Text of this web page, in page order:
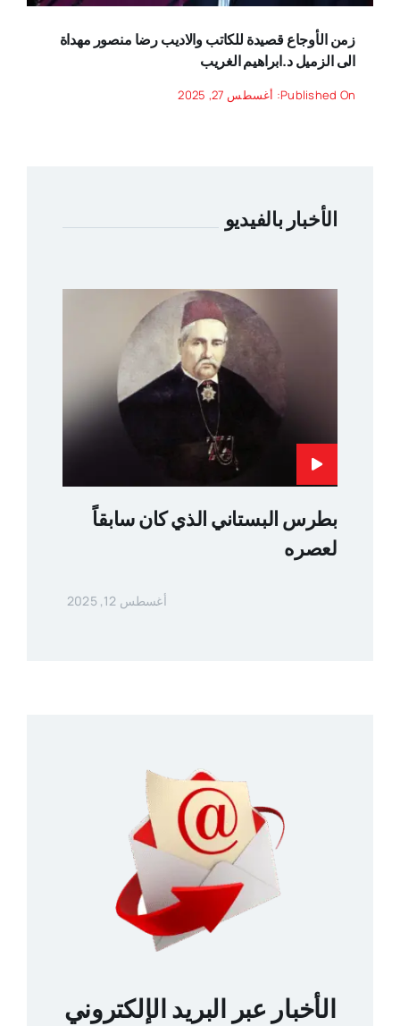
زمن الأوجاع قصيدة للكاتب والاديب رضا منصور مهداة
الى الزميل د.ابراهيم الغريب
Published On: أغسطس 27, 2025
الأخبار بالفيديو
بطرس البستاني الذي كان سابقاً
لعصره
أغسطس 12, 2025
الأخبار عبر البريد الإلكتروني